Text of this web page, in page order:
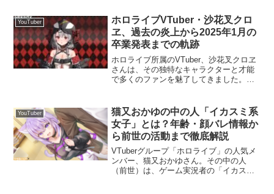
に愛されています。ここでは、星街すい
せいの...
YouTuber
ホロライブVTuber・沙花叉クロ
ヱ、過去の炎上から2025年1月の
卒業発表までの軌跡
ホロライブ所属のVTuber、沙花叉クロヱ
さんは、その独特なキャラクターと才能
で多くのファンを魅了してきました。し
に至りました。この記事では、彼女の炎
上事件の詳細...
YouTuber
猫又おかゆの中の人「イカスミ系
女子」とは？年齢・顔バレ情報か
ら前世の活動まで徹底解説
VTuberグループ「ホロライブ」の人気メ
ンバー、猫又おかゆさん。その中の人
（前世）は、ゲーム実況者の「イカスミ